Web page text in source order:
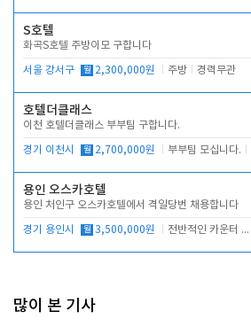
S호텔
화곡S호텔 주방이모 구합니다
서울 강서구 월 2,300,000원 주방 경력무관
호텔더클래스
이천 호텔더클래스 부부팀 구합니다.
경기 이천시 월 2,700,000원 부부팀 모십니다.
용인 오스카호텔
용인 처인구 오스카호텔에서 격일당번 채용합니다
경기 용인시 월 3,500,000원 전반적인 카운터 업무
많이 본 기사